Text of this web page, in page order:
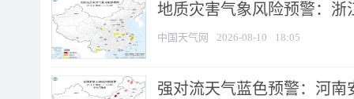
地质灾害气象风险预警：浙
中国天气网 2026-08-10 18:05
强对流天气蓝色预警：河南